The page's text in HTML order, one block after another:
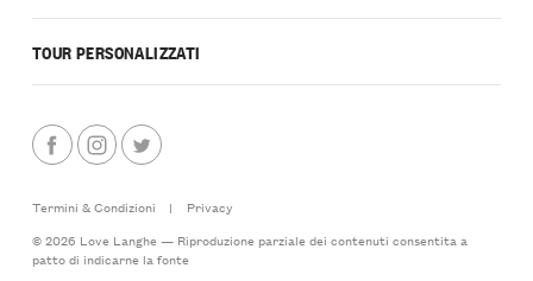
TOUR PERSONALIZZATI
Termini & Condizioni |
Privacy
© 2026 Love Langhe — Riproduzione parziale dei contenuti consentita a
patto di indicarne la fonte